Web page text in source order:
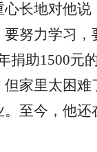
长地对他
努力学习
捐助1500元
家里太困
至今，他